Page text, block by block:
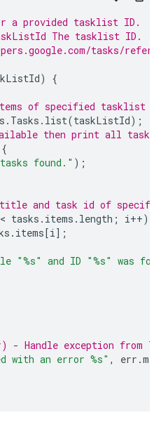
a provided tasklist ID.
The tasklist ID.
tasks/
)
{
of specified tasklist
. Tasks . list(taskListId);
then print all task
{
found." );
and task id of
< tasks . items . length ; i++)
. items[i ];
"%s" and ID "%s" was
- Handle exception from
with an error %s" , err .